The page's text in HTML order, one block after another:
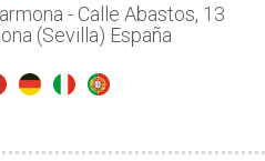
- Calle Abastos, 13
(Sevilla) España